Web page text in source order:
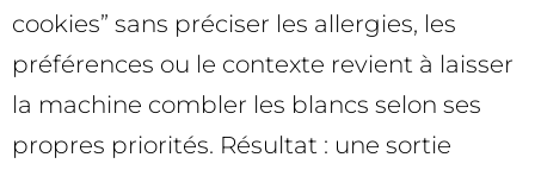
cookies” sans préciser les allergies, les
préférences ou le contexte revient à laisser
la machine combler les blancs selon ses
propres priorités. Résultat : une sortie